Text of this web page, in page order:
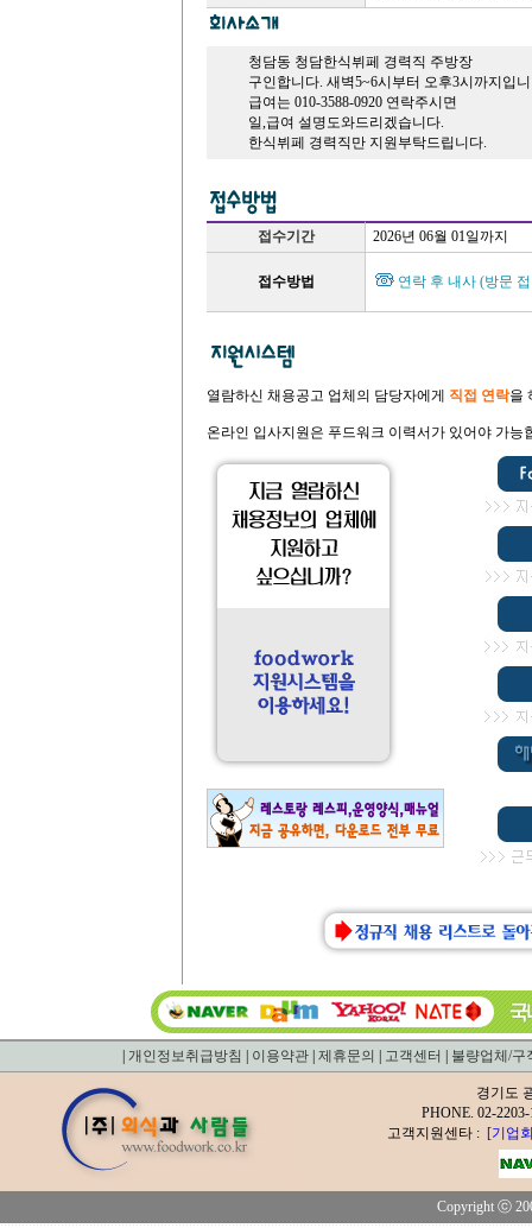
청담동 청담한식뷔페 경력직 주방장
구인합니다. 새벽5~6시부터 오후3시까지입
급여는 010-3588-0920 연락주시면
일,급여 설명도와드리겠습니다.
한식뷔페 경력직만 지원부탁드립니다.
접수기간 2026년 06월 01일까지
접수방법 연락 후 내사 (방문
열람하신 채용공고 업체의 담당자에게 직접 연락을
온라인 입사지원은 푸드워크 이력서가 있어야 가
개인정보취급방침 이용약관 제휴문의 고객센터 불량업체/구
경기도
PHONE. 02-
고객지원센타 : [기업
Copyright ⓒ